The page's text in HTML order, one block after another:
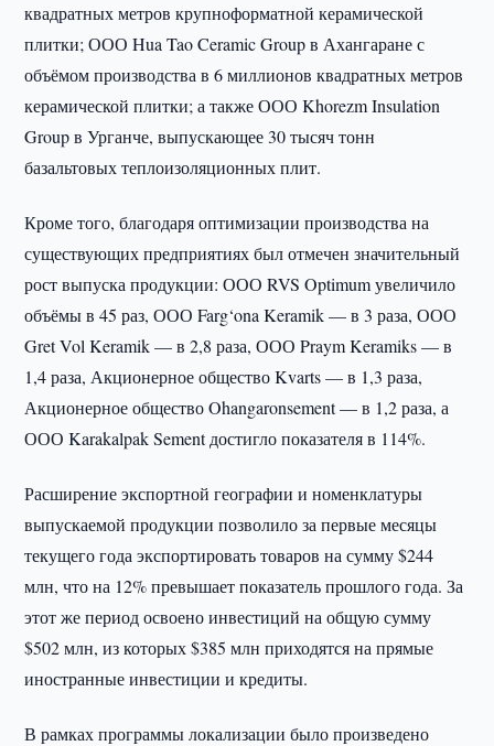
квадратных метров крупноформатной керамической
плитки; ООО Hua Tao Ceramic Group в Ахангаране с
объёмом производства в 6 миллионов квадратных метров
керамической плитки; а также ООО Khorezm Insulation
Group в Урганче, выпускающее 30 тысяч тонн
базальтовых теплоизоляционных плит.
Кроме того, благодаря оптимизации производства на
существующих предприятиях был отмечен значительный
рост выпуска продукции: ООО RVS Optimum увеличило
объёмы в 45 раз, ООО Farg‘ona Keramik — в 3 раза, ООО
Gret Vol Keramik — в 2,8 раза, ООО Praym Keramiks — в
1,4 раза, Акционерное общество Kvarts — в 1,3 раза,
Акционерное общество Ohangaronsement — в 1,2 раза, а
ООО Karakalpak Sement достигло показателя в 114%.
Расширение экспортной географии и номенклатуры
выпускаемой продукции позволило за первые месяцы
текущего года экспортировать товаров на сумму $244
млн, что на 12% превышает показатель прошлого года. За
этот же период освоено инвестиций на общую сумму
$502 млн, из которых $385 млн приходятся на прямые
иностранные инвестиции и кредиты.
В рамках программы локализации было произведено